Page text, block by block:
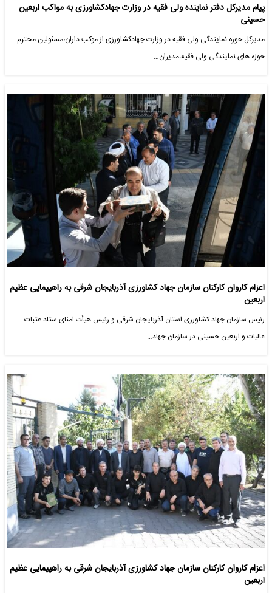
پیام مدیرکل دفتر نماینده ولی فقیه در وزارت جهادکشاورزی به مواکب اربعین
حسینی
مدیرکل حوزه نمایندگی ولی فقیه در وزارت جهادکشاورزی از موکب داران،مسئولین محترم
حوزه های نمایندگی ولی فقیه،مدیران…
اعزام کاروان کارکنان سازمان جهاد کشاورزی آذربایجان شرقی به راهپیمایی عظیم
اربعین
رئیس سازمان جهاد کشاورزی استان آذربایجان شرقی و رئیس هیأت امنای ستاد عتبات
عالیات و اربعین حسینی در سازمان جهاد…
اعزام کاروان کارکنان سازمان جهاد کشاورزی آذربایجان شرقی به راهپیمایی عظیم
اربعین